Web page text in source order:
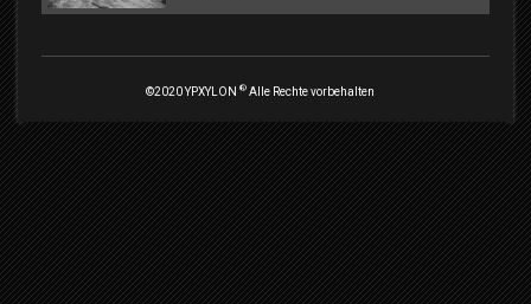
©2020 YPXYLON ®Alle Rechte vorbehalten